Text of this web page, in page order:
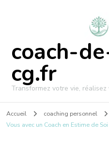
coach-
cg.fr
Transformez votre vie,
Accueil coaching personnel
Vous avec un Coach en Estime de Soi